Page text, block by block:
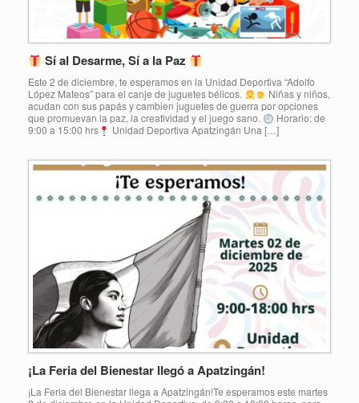
Sí al Desarme, Sí a la Paz
Este 2 de diciembre, te esperamos en la Unidad Deportiva “Adolfo
López Mateos” para el canje de juguetes bélicos.
Niñas y niños,
acudan con sus papás y cambien juguetes de guerra por opciones
que promuevan la paz, la creatividad y el juego sano.
Horario: de
9:00 a 15:00 hrs
Unidad Deportiva Apatzingán Una […]
¡La Feria del Bienestar llegó a Apatzingán!
¡La Feria del Bienestar llega a Apatzingán!Te esperamos este martes